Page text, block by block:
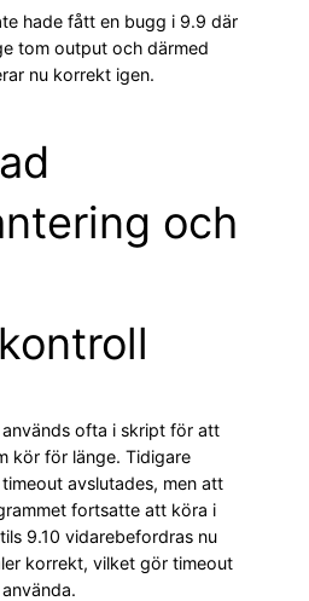
hade fått en bugg i 9.9 där
tom output och därmed
nu korrekt igen.
och
ofta i skript för att
kör för länge. Tidigare
avslutades, men att
fortsatte att köra i
9.10 vidarebefordras nu
korrekt, vilket gör timeout